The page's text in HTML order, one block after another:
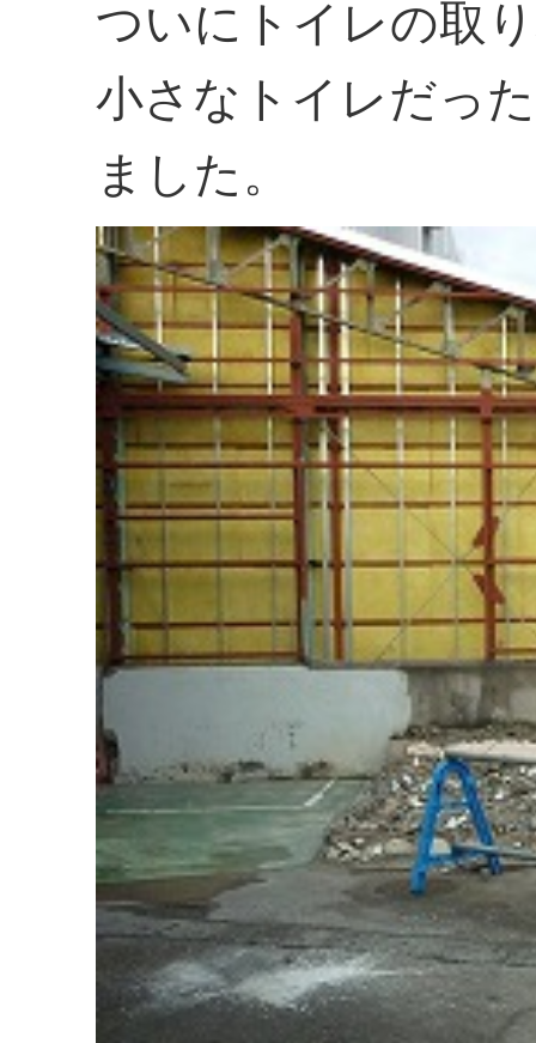
ついにトイレの取
小さなトイレだっ
ました。